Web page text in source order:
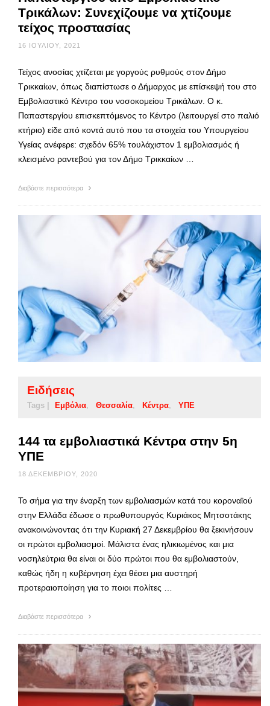
Τρικάλων: Συνεχίζουμε να χτίζουμε
τείχος προστασίας
16 ΙΟΥΛΊΟΥ, 2021
Τείχος ανοσίας χτίζεται με γοργούς ρυθμούς στον Δήμο
Τρικκαίων, όπως διαπίστωσε ο Δήμαρχος με επίσκεψή του στο
Εμβολιαστικό Κέντρο του νοσοκομείου Τρικάλων. Ο κ.
Παπαστεργίου επισκεπτόμενος το Κέντρο (λειτουργεί στο παλιό
κτήριο) είδε από κοντά αυτό που τα στοιχεία του Υπουργείου
Υγείας ανέφερε: σχεδόν 65% τουλάχιστον 1 εμβολιασμός ή
κλεισμένο ραντεβού για τον Δήμο Τρικκαίων …
Διαβάστε περισσότερα
Ειδήσεις
Tags | Εμβόλια Θεσσαλία Κέντρα ΥΠΕ
144 τα εμβολιαστικά Κέντρα στην 5η
ΥΠΕ
18 ΔΕΚΕΜΒΡΊΟΥ, 2020
Το σήμα για την έναρξη των εμβολιασμών κατά του κοροναϊού
στην Ελλάδα έδωσε ο πρωθυπουργός Κυριάκος Μητσοτάκης
ανακοινώνοντας ότι την Κυριακή 27 Δεκεμβρίου θα ξεκινήσουν
οι πρώτοι εμβολιασμοί. Μάλιστα ένας ηλικιωμένος και μια
νοσηλεύτρια θα είναι οι δύο πρώτοι που θα εμβολιαστούν,
καθώς ήδη η κυβέρνηση έχει θέσει μια αυστηρή
προτεραιοποίηση για το ποιοι πολίτες …
Διαβάστε περισσότερα